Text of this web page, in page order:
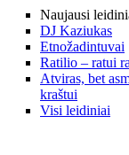
Naujausi
DJ Kaziukas
Etnožadintuvai
Ratilio – ratui
Atviras, bet
kraštui
Visi leidiniai